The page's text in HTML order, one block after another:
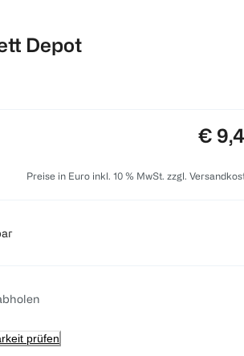
Depot
€
Preise in Euro inkl. 10 % MwSt. zzgl.
prüfen